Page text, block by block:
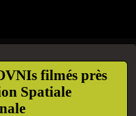
filmés près
Spatiale